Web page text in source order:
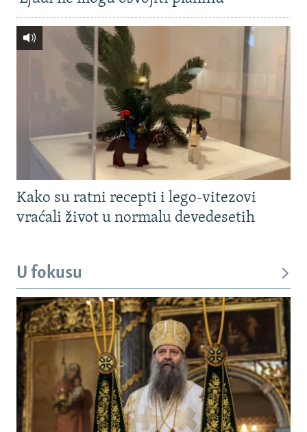
Kako su ratni recepti i lego-vitezovi
vraćali život u normalu devedesetih
U fokusu